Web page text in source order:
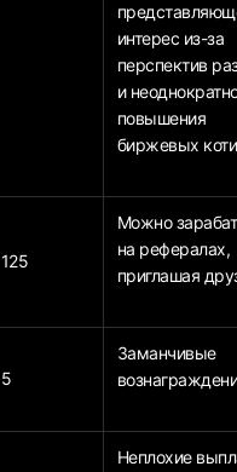
интерес из-за
перспектив
и
повышения
биржевых
125
Можно
на рефералах,
приглашая
5
Заманчивые
Неплохие